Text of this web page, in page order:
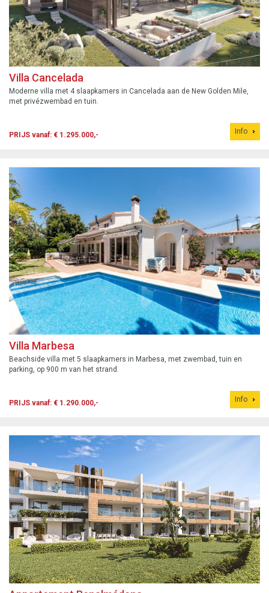
Villa Cancelada
Moderne villa met 4 slaapkamers in Cancelada aan de New Golden Mile,
met privézwembad en tuin.
PRIJS vanaf: € 1.295.000,- Info
Villa Marbesa
Beachside villa met 5 slaapkamers in Marbesa, met zwembad, tuin en
parking, op 900 m van het strand.
PRIJS vanaf: € 1.290.000,- Info